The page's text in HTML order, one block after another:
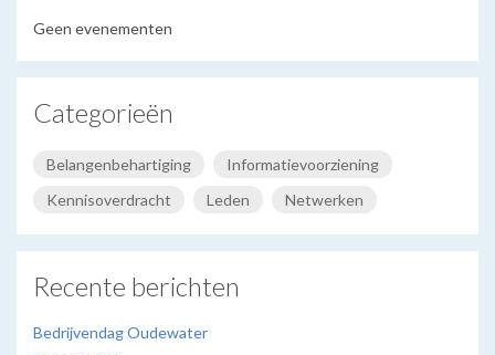
Geen evenementen
Categorieën
Belangenbehartiging
Informatievoorziening
Kennisoverdracht
Leden Netwerken
Recente berichten
Bedrijvendag Oudewater